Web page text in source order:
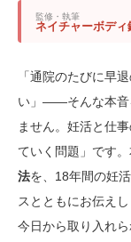
監修・執筆
ネイチャーボデ
「通院のたびに早
い」——そんな本音
ません。妊活と仕
ていく問題」です。
法を、18年間の妊
スとともにお伝え
今日から取り入れ